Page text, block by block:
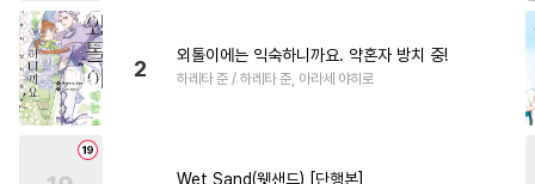
2
외톨이에는 익숙하니까요. 약혼자 방치 중!
하레타 준 / 하레타 준, 아라세 야히로
Wet Sand(웻샌드) [단행본]